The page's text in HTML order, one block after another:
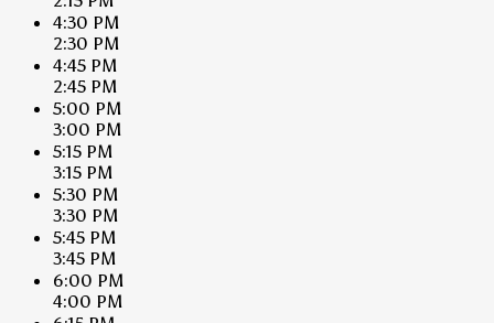
4:30 PM
2:30 PM
4:45 PM
2:45 PM
5:00 PM
3:00 PM
5:15 PM
3:15 PM
5:30 PM
3:30 PM
5:45 PM
3:45 PM
6:00 PM
4:00 PM